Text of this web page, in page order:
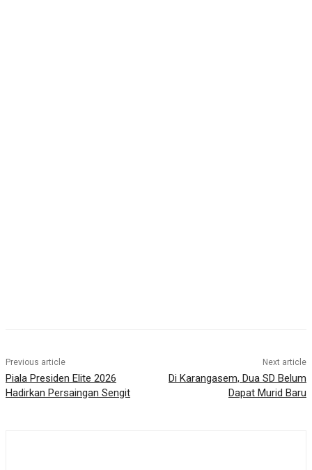
Previous article
Piala Presiden Elite 2026
Hadirkan Persaingan Sengit
Next article
Di Karangasem, Dua SD Belum
Dapat Murid Baru